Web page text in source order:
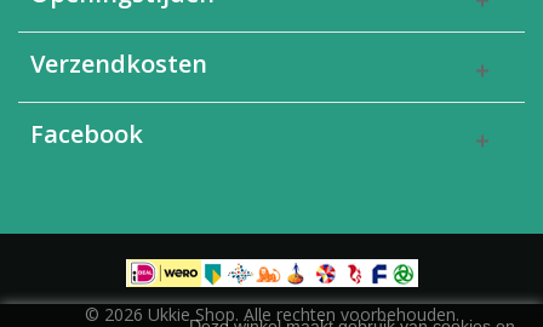
Verzendkosten
Facebook
© 2026 Ukkie Shop. Alle rechten voorbehouden.